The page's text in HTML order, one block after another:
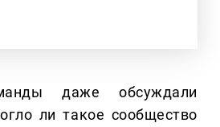
даже обсуждали
ли такое сообщество